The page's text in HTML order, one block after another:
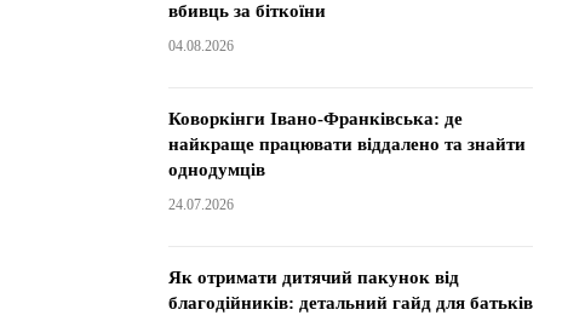
вбивць за біткоїни
04.08.2026
Коворкінги Івано-Франківська: де
найкраще працювати віддалено та знайти
однодумців
24.07.2026
Як отримати дитячий пакунок від
благодійників: детальний гайд для батьків